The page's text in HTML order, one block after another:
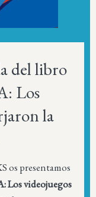
del libro
Los
la
os presentamos
Los videojuegos